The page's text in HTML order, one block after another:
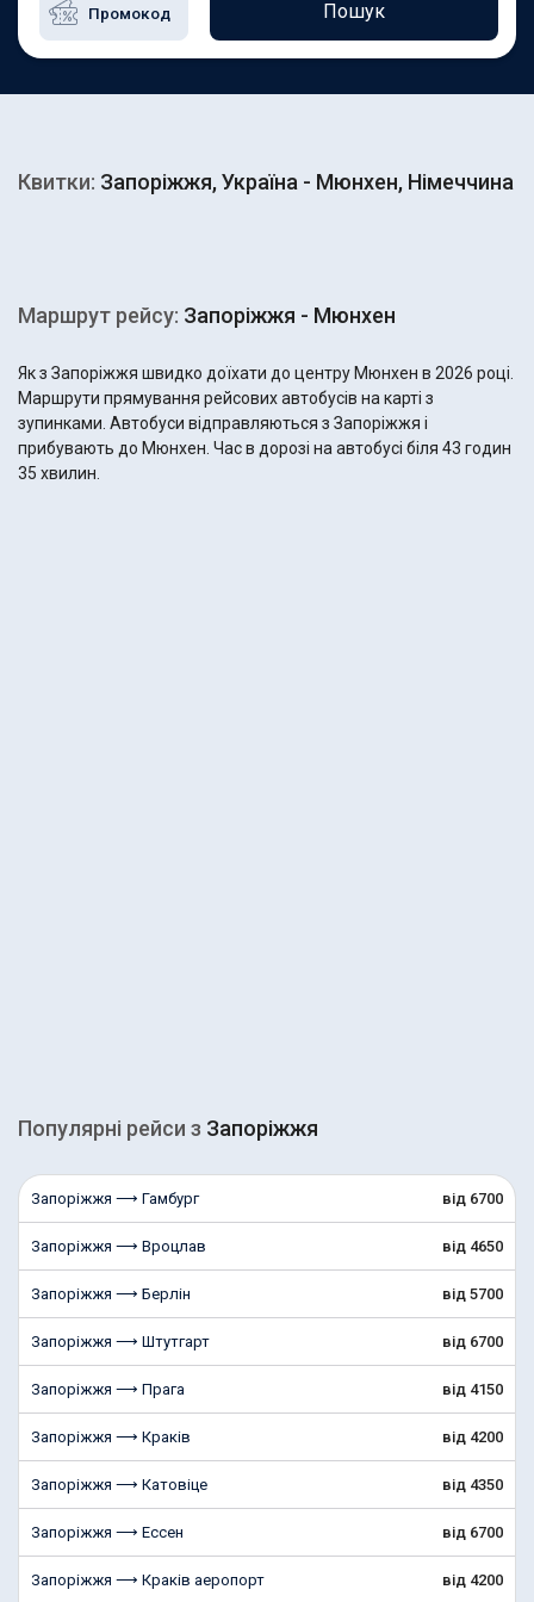
Пошук
Квитки: Запоріжжя, Україна - Мюнхен, Німеччина
Маршрут рейсу: Запоріжжя - Мюнхен
Як з Запоріжжя швидко доїхати до центру Мюнхен в 2026 році.
Маршрути прямування рейсових автобусів на карті з
зупинками. Автобуси відправляються з Запоріжжя і
прибувають до Мюнхен. Час в дорозі на автобусі біля 43 годин
35 хвилин.
Популярні рейcи з Запоріжжя
Запоріжжя ⟶ Гамбург від 6700
Запоріжжя ⟶ Вроцлав від 4650
Запоріжжя ⟶ Берлін від 5700
Запоріжжя ⟶ Штутгарт від 6700
Запоріжжя ⟶ Прага від 4150
Запоріжжя ⟶ Краків від 4200
Запоріжжя ⟶ Катовіце від 4350
Запоріжжя ⟶ Ессен від 6700
Запоріжжя ⟶ Краків аеропорт від 4200